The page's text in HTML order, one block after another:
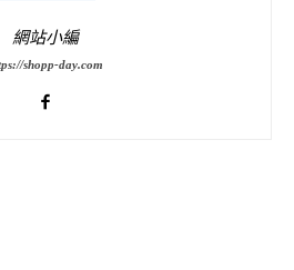
網站小編
shopp-day.com